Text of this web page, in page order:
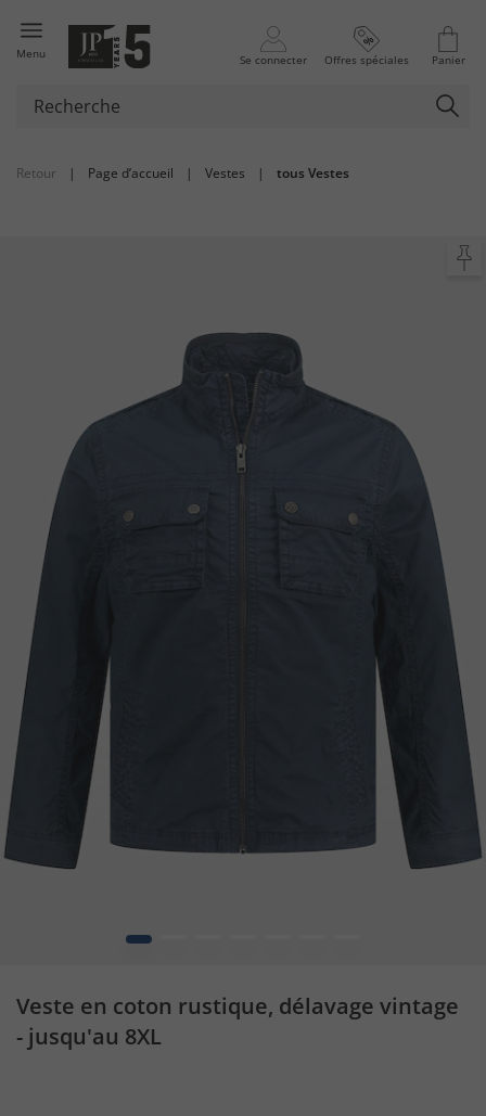
Menu Se connecter Offres spéciales Panier
Retour | Page d’accueil | Vestes | tous Vestes
1
Veste en coton rustique, délavage vintage
- jusqu'au 8XL